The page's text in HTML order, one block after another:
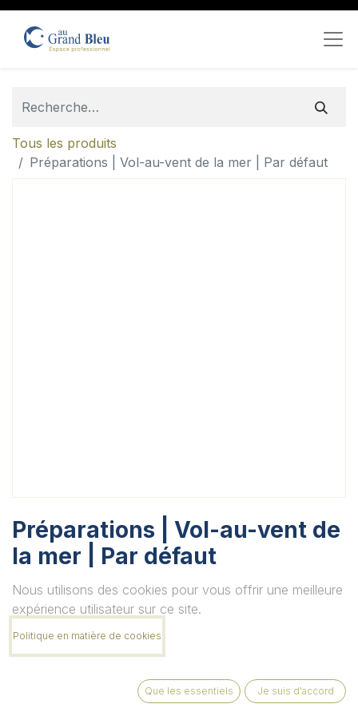
Tous les produits
Préparations | Vol-au-vent de la mer | Par défaut
Préparations | Vol-au-vent de
la mer | Par défaut
Unité
Quantité
Nous utilisons des cookies pour vous offrir une meilleure
expérience utilisateur sur ce site.
Politique en matière de cookies
Que les essentiels Je suis d'accord